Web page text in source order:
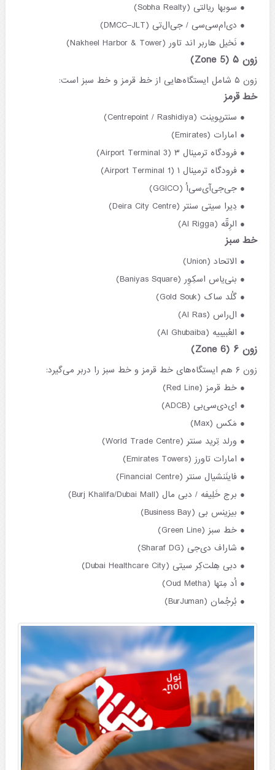
سوبها ریالتی (Sobha Realty)
دی‌ام‌سی‌سی / جی‌ال‌تی (DMCC–JLT)
نَخیل هاربر اند تاور (Nakheel Harbor & Tower)
زون ۵ (Zone 5)
زون ۵ شامل ایستگاه‌هایی از خط قرمز و خط سبز است:
خط قرمز
سنترپوینت (Centrepoint / Rashidiya)
امارات (Emirates)
فرودگاه ترمینال ۳ (Airport Terminal 3)
فرودگاه ترمینال ۱ (Airport Terminal 1)
جی‌جی‌آی‌سی‌اُ (GGICO)
دِیرا سیتی سنتر (Deira City Centre)
الرِقّه (Al Rigga)
خط سبز
الاتحاد (Union)
بنی‌یاس اسکِوِر (Baniyas Square)
گُلد ساک (Gold Souk)
ال‌راس (Al Ras)
العُبیبیه (Al Ghubaiba)
زون ۶ (Zone 6)
زون ۶ هم ایستگاه‌های خط قرمز و خط سبز را دربر می‌گیرد:
خط قرمز (Red Line)
ای‌دی‌سی‌بی (ADCB)
مَکس (Max)
ورلد تِرید سنتر (World Trade Centre)
امارات تاورز (Emirates Towers)
فاینَنشیال سنتر (Financial Centre)
برج خَلِیفه / دبی مال (Burj Khalifa/Dubai Mall)
بیزینس بی (Business Bay)
خط سبز (Green Line)
شاراف دی‌جی (Sharaf DG)
دبی هِلت‌کِر سیتی (Dubai Healthcare City)
اُد مِتها (Oud Metha)
بُرجُمان (BurJuman)